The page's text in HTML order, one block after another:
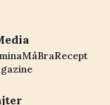
MåBraRecept